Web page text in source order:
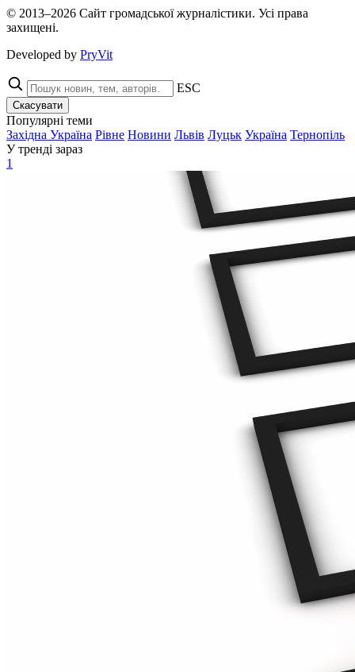
© 2013–2026 Сайт громадської журналістики. Усі права
захищені.
Developed by PryVit
ESC
Скасувати
Популярні теми
Західна Україна Рівне Новини Львів Луцьк Україна Тернопіль
У тренді зараз
1